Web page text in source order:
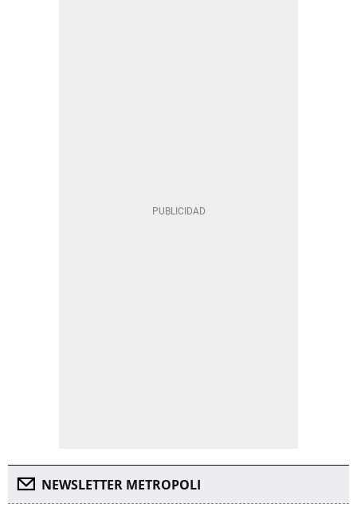
NEWSLETTER METROPOLI